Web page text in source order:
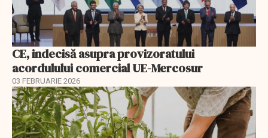
CE, indecisă asupra provizoratului
acordulului comercial UE-Mercosur
03 FEBRUARIE 2026